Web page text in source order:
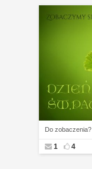
Do zobaczenia?
1 4